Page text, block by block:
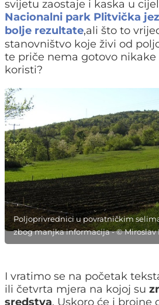
svijetu zaostaje i kaska u
Nacionalni park Plitvička
bolje rezultate,ali što to
stanovništvo koje živi od
te priče nema gotovo
koristi?
Poljoprivrednici u povratničkim
zbog manjka informacija - © Miroslav
I vratimo se na početak
ili četvrta mjera na kojoj su
sredstva. Uskoro će i brojne